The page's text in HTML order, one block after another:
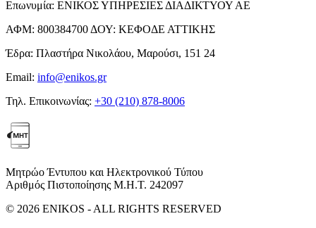
Επωνυμία: ΕΝΙΚΟΣ ΥΠΗΡΕΣΙΕΣ ΔΙΑΔΙΚΤΥΟΥ ΑΕ
ΑΦΜ: 800384700 ΔΟΥ: ΚΕΦΟΔΕ ΑΤΤΙΚΗΣ
Έδρα: Πλαστήρα Νικολάου, Μαρούσι, 151 24
Email: info@enikos.gr
Τηλ. Επικοινωνίας: +30 (210) 878-8006
Μητρώο Έντυπου και Ηλεκτρονικού Τύπου
Αριθμός Πιστοποίησης Μ.Η.Τ. 242097
© 2026 ENIKOS - ALL RIGHTS RESERVED